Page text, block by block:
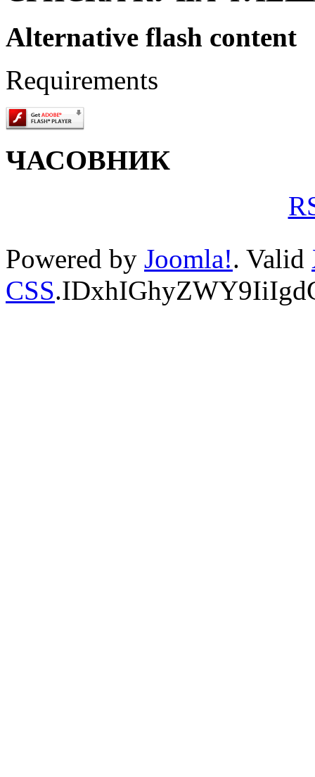
Alternative flash content
Requirements
ЧАСОВНИК
Powered by Joomla!. Valid
CSS